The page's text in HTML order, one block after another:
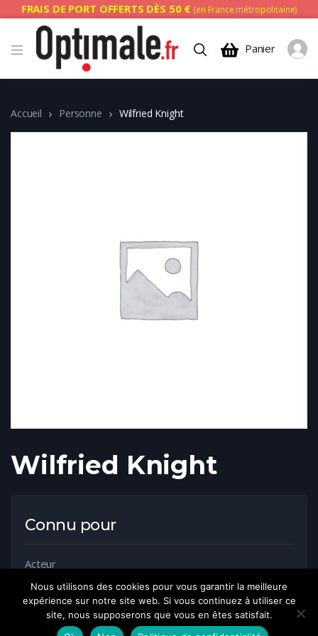
FRAIS DE PORT OFFERTS DÈS 50 € (en France métropolitaine)
Panier
Accueil Personne Wilfried Knight
Wilfried Knight
Connu pour
Acteur
Nous utilisons des cookies pour vous garantir la meilleure
expérience sur notre site web. Si vous continuez à utiliser ce
site, nous supposerons que vous en êtes satisfait.